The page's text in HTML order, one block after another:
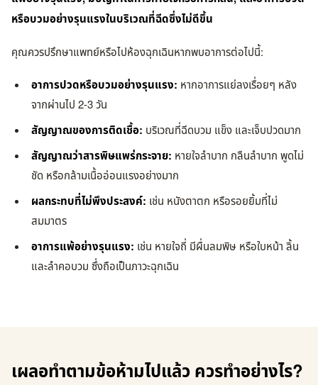
หรือบวมอย่างรุนแรงในบริเวณที่ฉีดซึ่งไม่ดีขึ้น
คุณควรปรึกษาแพทย์หรือไปห้องฉุกเฉินหากพบอาการต่อไปนี้:
อาการปวดหรือบวมอย่างรุนแรง: หากอาการแย่ลงเรื่อยๆ หลัง
จากผ่านไป 2-3 วัน
สัญญาณของการติดเชื้อ: บริเวณที่ฉีดบวม แข็ง และเจ็บปวดมาก
สัญญาณว่าสารพิษแพร่กระจาย: หายใจลำบาก กลืนลำบาก พูดไม่
ชัด หรือกล้ามเนื้ออ่อนแรงอย่างมาก
ผลกระทบที่ไม่พึงประสงค์: เช่น หนังตาตก หรือรอยยิ้มที่ไม่
สมมาตร
อาการแพ้อย่างรุนแรง: เช่น หายใจถี่ มีผื่นลมพิษ หรือใบหน้า ลิ้น
และลำคอบวม ซึ่งถือเป็นภาวะฉุกเฉิน
เผลอทำตามข้อห้ามไปแล้ว ควรทำอย่างไร?